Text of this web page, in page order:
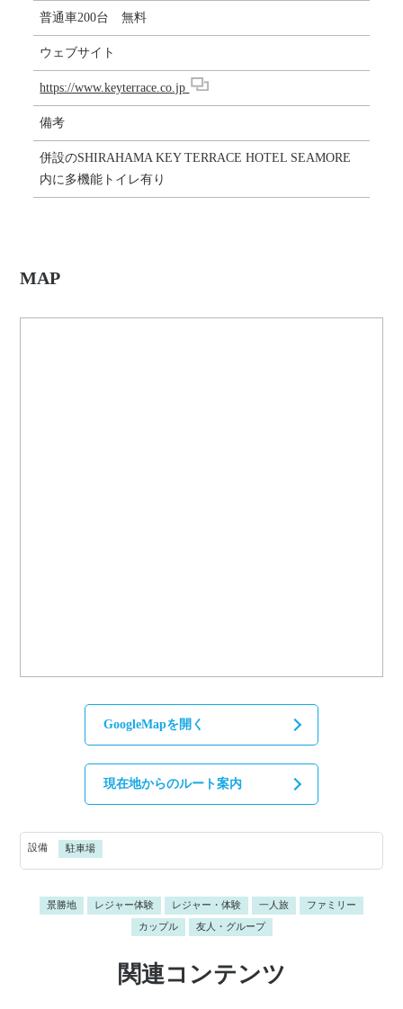
普通車200台 無料
ウェブサイト
https://www.keyterrace.co.jp
備考
併設のSHIRAHAMA KEY TERRACE HOTEL SEAMORE
内に多機能トイレ有り
MAP
GoogleMapを開く
現在地からのルート案内
設備 駐車場
景勝地 レジャー体験 レジャー・体験 一人旅 ファミリー
カップル 友人・グループ
関連コンテンツ